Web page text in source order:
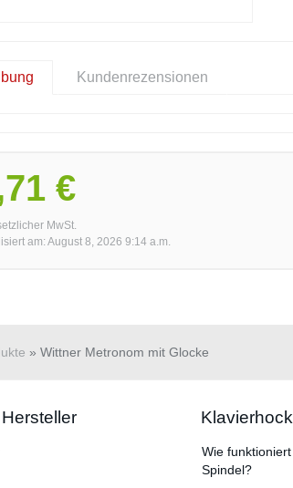
Kundenrezensionen
€
MwSt.
am: August 8, 2026 9:14 a.m.
» Wittner Metronom mit Glocke
Wie
Spindel?